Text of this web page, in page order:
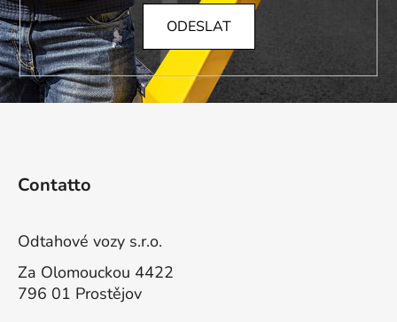
ODESLAT
Contatto
Odtahové vozy s.r.o.
Za Olomouckou 4422
796 01 Prostějov